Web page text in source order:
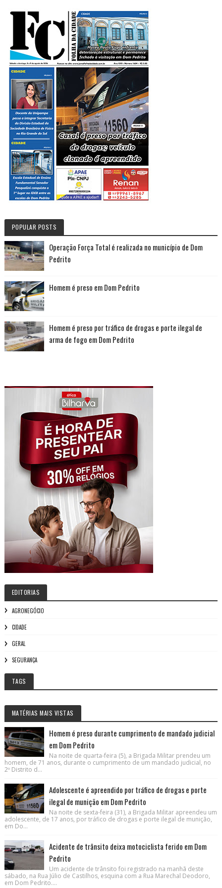
POPULAR POSTS
Operação Força Total é realizada no município de Dom
Pedrito
Homem é preso em Dom Pedrito
Homem é preso por tráfico de drogas e porte ilegal de
arma de fogo em Dom Pedrito
EDITORIAS
AGRONEGÓCIO
CIDADE
GERAL
SEGURANÇA
TAGS
MATÉRIAS MAIS VISTAS
Homem é preso durante cumprimento de mandado judicial
em Dom Pedrito
Na noite de quarta-feira (5), a Brigada Militar prendeu um
homem, de 71 anos, durante o cumprimento de um mandado judicial, no
2º Distrito d...
Adolescente é apreendido por tráfico de drogas e porte
ilegal de munição em Dom Pedrito
Na noite de sexta-feira (31), a Brigada Militar apreendeu um
adolescente, de 17 anos, por tráfico de drogas e porte ilegal de munição,
em Do...
Acidente de trânsito deixa motociclista ferido em Dom
Pedrito
Um acidente de trânsito foi registrado na manhã deste
sábado, na Rua Júlio de Castilhos, esquina com a Rua Marechal Deodoro,
em Dom Pedrito....